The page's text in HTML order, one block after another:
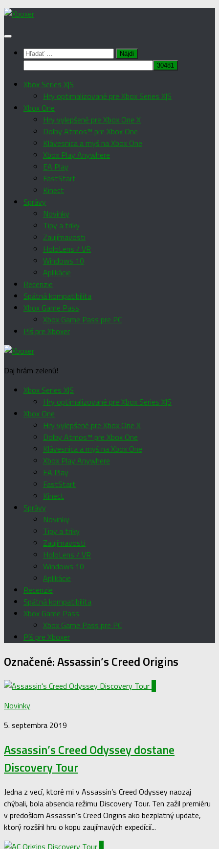
Preskočiť
obsah
Hľadať:
Xbox Series X|S
Hry optimalizované pre Xbox Series X|S
Xbox One
Hry vylepšené pre Xbox One X
Dolby Atmos™ pre Xbox One
Klávesnica a myš na Xbox One
Xbox Play Anywhere
EA Play
FastStart
Kinect
Správy
Novinky
Tipy a triky
Zaujímavosti
HoloLens / VR
Windows 10
Aplikácie
Recenzie
Spätná kompatibilita
Xbox Game Pass
Xbox Game Pass pre PC
Píš pre Xboxer
Daj hrám zelenú!
Xbox Series X|S
Hry optimalizované pre Xbox Series X|S
Xbox One
Hry vylepšené pre Xbox One X
Dolby Atmos™ pre Xbox One
Klávesnica a myš na Xbox One
Xbox Play Anywhere
EA Play
FastStart
Kinect
Správy
Novinky
Tipy a triky
Zaujímavosti
HoloLens / VR
Windows 10
Aplikácie
Recenzie
Spätná kompatibilita
Xbox Game Pass
Xbox Game Pass pre PC
Píš pre Xboxer
Označené:Assassin’s Creed Origins
Novinky
5. septembra 2019
Assassin’s Creed Odyssey dostane
Discovery Tour
Jedna z vecí, ktoré mi v Assassin’s Creed Odyssey naozaj
chýbali, bola absencia režimu Discovery Tour. Ten zažil premiéru
v predošlom Assassin’s Creed Origins ako bezplatný update,
ktorý rozšíril hru o kopu zaujímavých expedícií...